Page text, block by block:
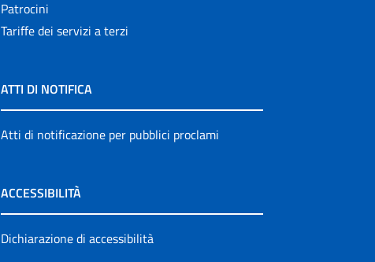
Patrocini
Tariffe dei servizi a terzi
ATTI DI NOTIFICA
Atti di notificazione per pubblici proclami
ACCESSIBILITÀ
Dichiarazione di accessibilità